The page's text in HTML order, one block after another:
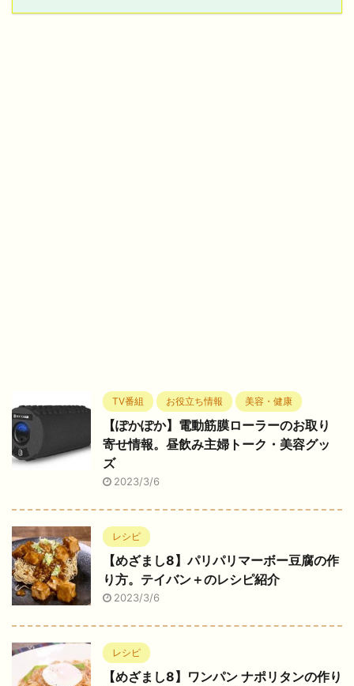
TV番組 お役立ち情報 美容・健康
【ぽかぽか】電動筋膜ローラーのお取り
寄せ情報。昼飲み主婦トーク・美容グッ
ズ
2023/3/6
レシピ
【めざまし8】パリパリマーボー豆腐の作
り方。テイバン＋のレシピ紹介
2023/3/6
レシピ
【めざまし8】ワンパン ナポリタンの作り